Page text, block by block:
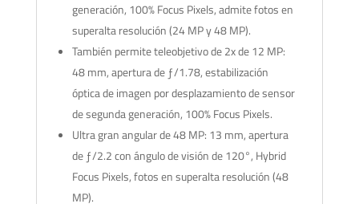
generación, 100% Focus Pixels, admite fotos en
superalta resolución (24 MP y 48 MP).
También permite teleobjetivo de 2x de 12 MP:
48 mm, apertura de ƒ/1.78, estabilización
óptica de imagen por desplazamiento de sensor
de segunda generación, 100% Focus Pixels.
Ultra gran angular de 48 MP: 13 mm, apertura
de ƒ/2.2 con ángulo de visión de 120°, Hybrid
Focus Pixels, fotos en superalta resolución (48
MP).